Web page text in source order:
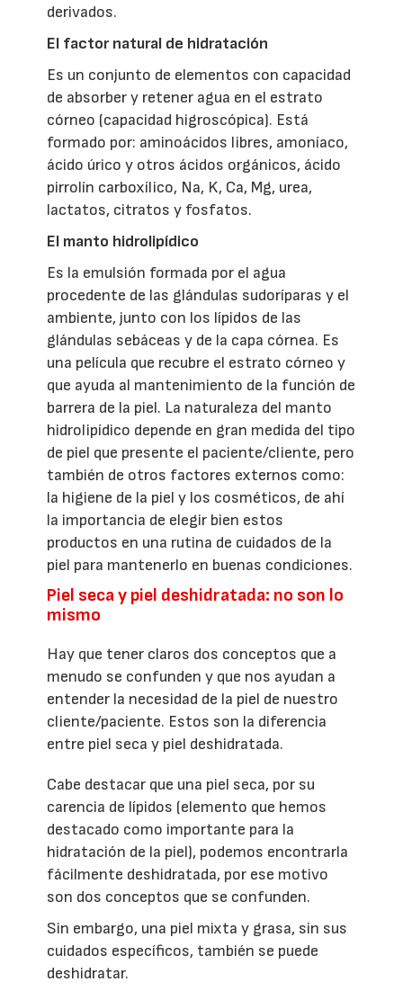
derivados.
El factor natural de hidratación
Es un conjunto de elementos con capacidad
de absorber y retener agua en el estrato
córneo (capacidad higroscópica). Está
formado por: aminoácidos libres, amoníaco,
ácido úrico y otros ácidos orgánicos, ácido
pirrolín carboxílico, Na, K, Ca, Mg, urea,
lactatos, citratos y fosfatos.
El manto hidrolipídico
Es la emulsión formada por el agua
procedente de las glándulas sudoríparas y el
ambiente, junto con los lípidos de las
glándulas sebáceas y de la capa córnea. Es
una película que recubre el estrato córneo y
que ayuda al mantenimiento de la función de
barrera de la piel. La naturaleza del manto
hidrolipídico depende en gran medida del tipo
de piel que presente el paciente/cliente, pero
también de otros factores externos como:
la higiene de la piel y los cosméticos, de ahí
la importancia de elegir bien estos
productos en una rutina de cuidados de la
piel para mantenerlo en buenas condiciones.
Piel seca y piel deshidratada: no son lo
mismo
Hay que tener claros dos conceptos que a
menudo se confunden y que nos ayudan a
entender la necesidad de la piel de nuestro
cliente/paciente. Estos son la diferencia
entre piel seca y piel deshidratada.
Cabe destacar que una piel seca, por su
carencia de lípidos (elemento que hemos
destacado como importante para la
hidratación de la piel), podemos encontrarla
fácilmente deshidratada, por ese motivo
son dos conceptos que se confunden.
Sin embargo, una piel mixta y grasa, sin sus
cuidados específicos, también se puede
deshidratar.